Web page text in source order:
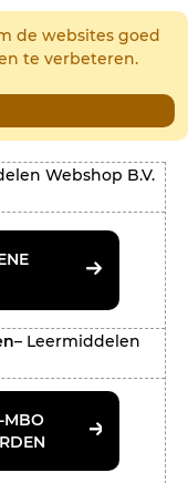
de websites goed
te verbeteren.
(0)
Webshop B.V.
– Leermiddelen
MBO